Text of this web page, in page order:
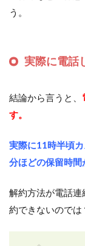
う。
実際に電話
結論から言うと、
す。
実際に11時半頃
分ほどの保留時間
解約方法が電話
約できないのでは